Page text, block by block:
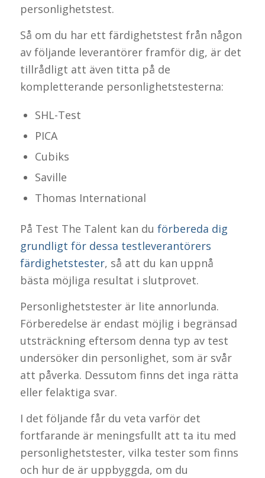
personlighetstest.
Så om du har ett färdighetstest från någon
av följande leverantörer framför dig, är det
tillrådligt att även titta på de
kompletterande personlighetstesterna:
SHL-Test
PICA
Cubiks
Saville
Thomas International
På Test The Talent kan du förbereda dig
grundligt för dessa testleverantörers
färdighetstester, så att du kan uppnå
bästa möjliga resultat i slutprovet.
Personlighetstester är lite annorlunda.
Förberedelse är endast möjlig i begränsad
utsträckning eftersom denna typ av test
undersöker din personlighet, som är svår
att påverka. Dessutom finns det inga rätta
eller felaktiga svar.
I det följande får du veta varför det
fortfarande är meningsfullt att ta itu med
personlighetstester, vilka tester som finns
och hur de är uppbyggda, om du